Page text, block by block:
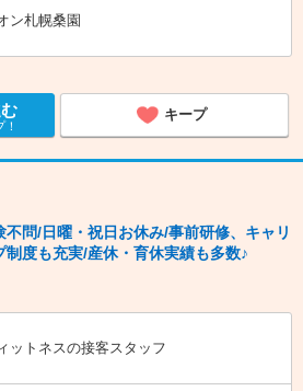
ン札幌桑園
キープ
不問/日曜・祝日お休み/事前研修、キャリ
制度も充実/産休・育休実績も多数♪
ットネスの接客スタッフ